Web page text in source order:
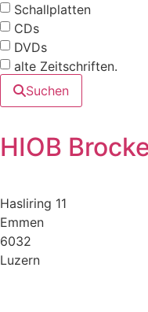
Schallplatten
CDs
DVDs
alte Zeitschriften.
Suchen
HIOB
Hasliring 11
Emmen
6032
Luzern